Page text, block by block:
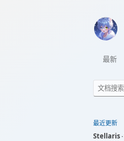
最新
最近更新
Stellaris